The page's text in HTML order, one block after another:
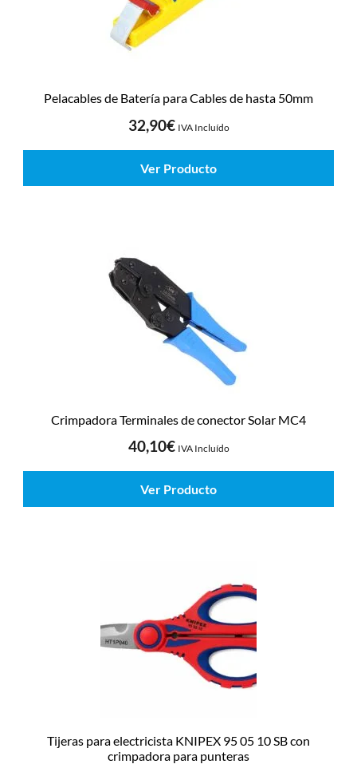
Pelacables de Batería para Cables de hasta 50mm
32,90€ IVA Incluído
Ver Producto
Crimpadora Terminales de conector Solar MC4
40,10€ IVA Incluído
Ver Producto
Tijeras para electricista KNIPEX 95 05 10 SB con
crimpadora para punteras